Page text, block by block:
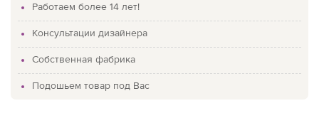
Работаем более 14 лет!
Консультации дизайнера
Собственная фабрика
Подошьем товар под Вас